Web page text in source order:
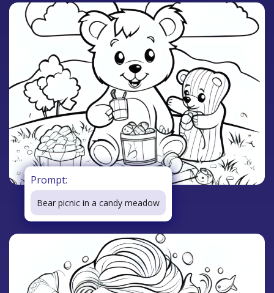
Prompt:
Bear picnic in a candy meadow